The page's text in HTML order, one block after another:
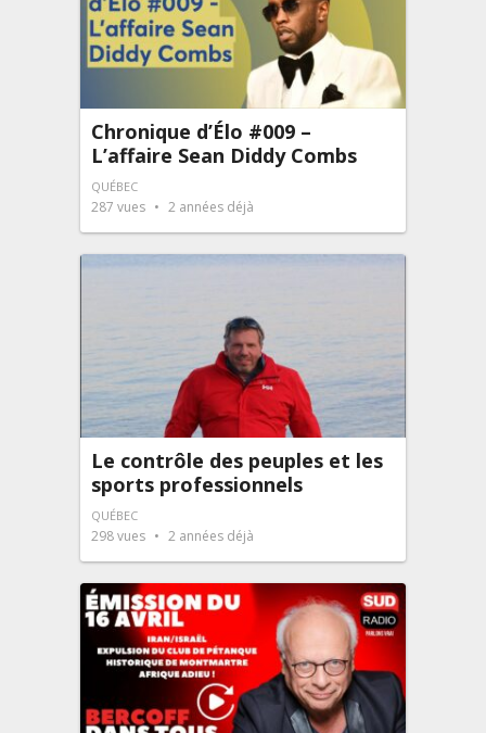
Chronique d’Élo #009 –
L’affaire Sean Diddy Combs
QUÉBEC
287 vues 2 années déjà
Le contrôle des peuples et les
sports professionnels
QUÉBEC
298vues 2 années déjà